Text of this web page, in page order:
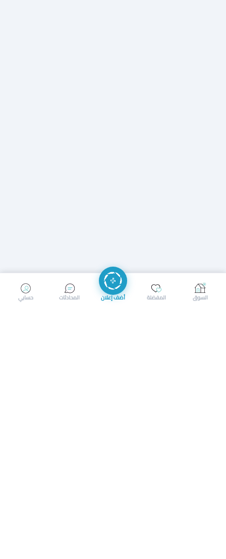
إرسال رسالة إجراء مكالمة
حسابي المحادثات أضف إعلان المفضلة السوق